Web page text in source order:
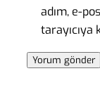
adım, e-
tarayıcıya